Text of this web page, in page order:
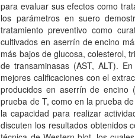
para evaluar sus efectos como
los parámetros en suero
tratamiento preventivo como
cultivados en aserrín de encino
más bajos de glucosa, colesterol,
de transaminasas (AST, ALT).
mejores calificaciones con el
producidos en aserrín de encino
prueba de T, como en la prueba
la capacidad para realizar
discuten los resultados obtenidos